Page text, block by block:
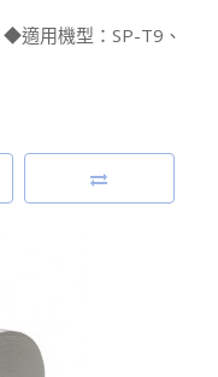
適用機型：SP-T9、